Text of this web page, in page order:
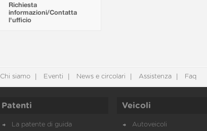
Richiesta
informazioni/Contatta
l'ufficio
Chi siamo Eventi News e circolari Assistenza Faq
Patenti
La patente di guida
Veicoli
Autoveicoli